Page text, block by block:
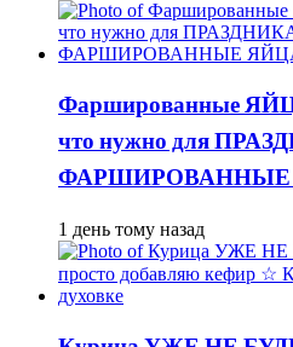
Фаршированные
что нужно для
ФАРШИРОВАННЫЕ
1 день тому назад